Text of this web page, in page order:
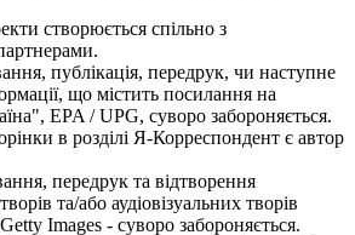
створюється спільно з
публікація, передрук, чи наступне
що містить посилання на
EPA / UPG, суворо забороняється.
в розділі Я-Корреспондент є автор
передрук та відтворення
та/або аудіовізуальних творів
Images - суворо забороняється.